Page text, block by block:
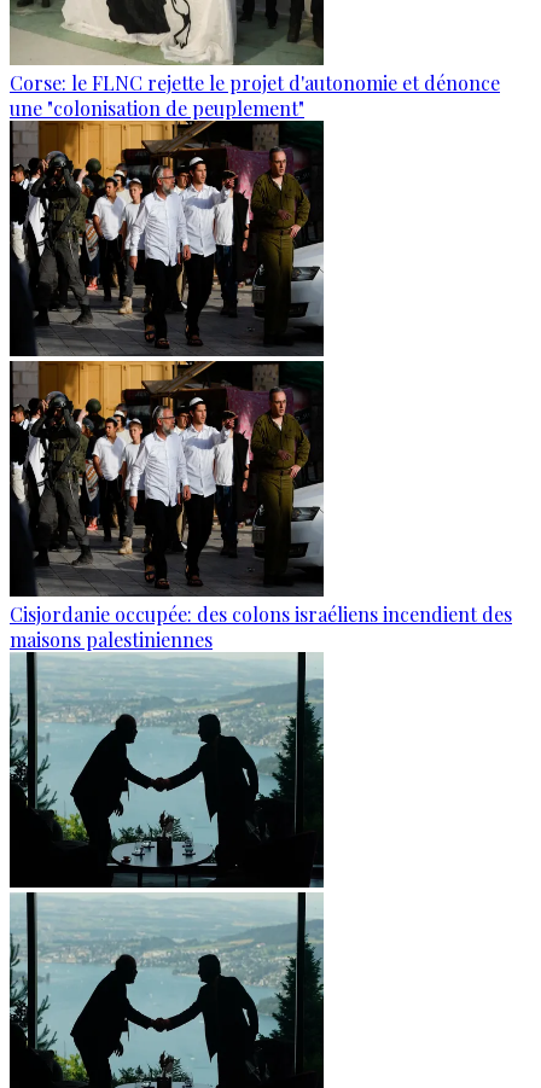
Corse: le FLNC rejette le projet d'autonomie et dénonce
une "colonisation de peuplement"
Cisjordanie occupée: des colons israéliens incendient des
maisons palestiniennes